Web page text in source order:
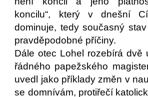
koncilu“, který v dnešní
dominuje, tedy současný
pravděpodobné příčiny.
Dále otec Lohel rozebírá dvě
řádného papežského
uvedl jako příklady změn v
se domnívám, protiřečí